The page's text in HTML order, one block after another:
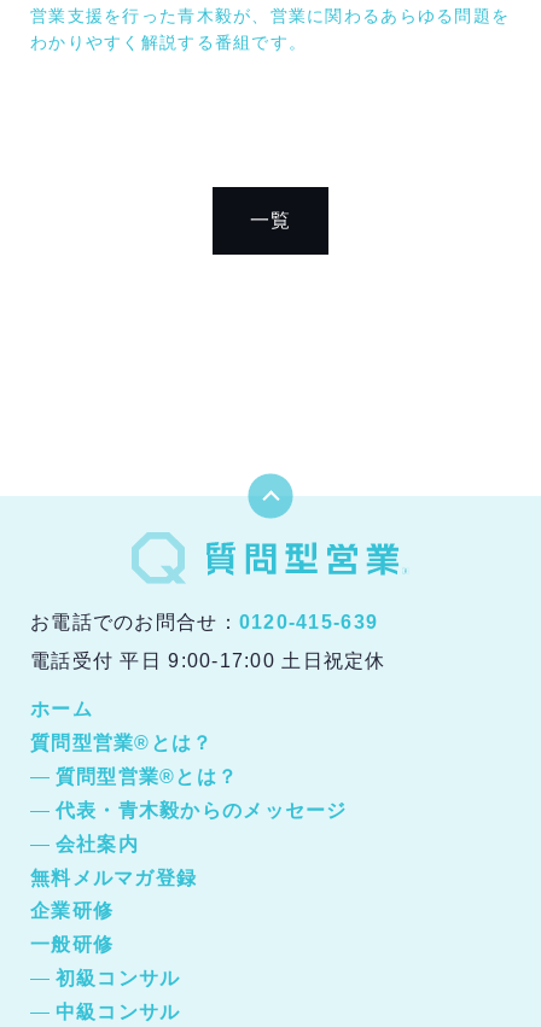
営業支援を行った青木毅が、営業に関わるあらゆる問題を
わかりやすく解説する番組です。
一覧
お電話でのお問合せ： 0120-415-639
電話受付 平日 9:00-17:00 土日祝定休
ホーム
質問型営業®とは？
質問型営業®とは？
代表・青木毅からのメッセージ
会社案内
無料メルマガ登録
企業研修
一般研修
初級コンサル
中級コンサル